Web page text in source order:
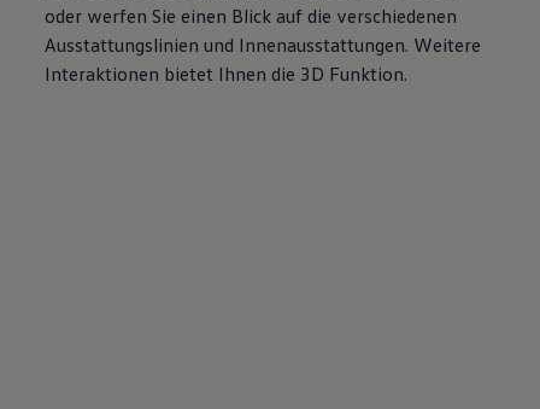
oder werfen Sie einen Blick auf die verschiedenen
Ausstattungslinien und Innenausstattungen. Weitere
Interaktionen bietet Ihnen die 3D Funktion.